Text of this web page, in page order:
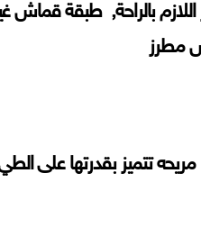
اللازم بالراحة, طبقة
تتميز بقدرتها على